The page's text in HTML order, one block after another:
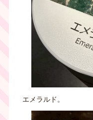
エメラルド。